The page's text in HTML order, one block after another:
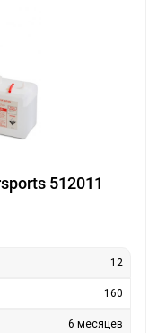
512011
12
160
6 месяцев